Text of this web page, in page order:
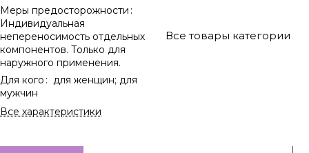
Меры предосторожности:
Индивидуальная
непереносимость отдельных
компонентов. Только для
наружного применения.
Для кого: для женщин; для
мужчин
Все характеристики
Все товары категории